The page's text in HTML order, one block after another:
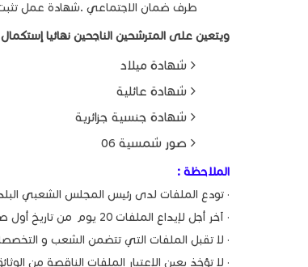
طرف ضمان الاجتماعي .شهادة عمل تثبت
ويتعين على المترشحين الناجحين نهائيا
شهادة ميلاد
شهادة عائلية
شهادة جنسية جزائرية
صور شمسية 06
الملاحظة :
· تودع الملفات لدى رئيس المجلس الشعبي
· آخر أجل لإيداع الملفات 20 يوم من تاريخ أول صدور لهذا الإعلان في الجريدة
· لا تقبل الملفات التي تتضمن الشعب و
· لا تؤخذ بعين الإعتبار الملفات الناقصة من